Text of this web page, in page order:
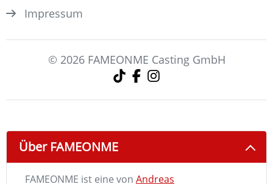
Impressum
© 2026 FAMEONME Casting GmbH
Über FAMEONME
FAMEONME ist eine von Andreas